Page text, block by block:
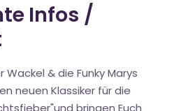
Infos /
& die Funky Marys
neuen Klassiker für die